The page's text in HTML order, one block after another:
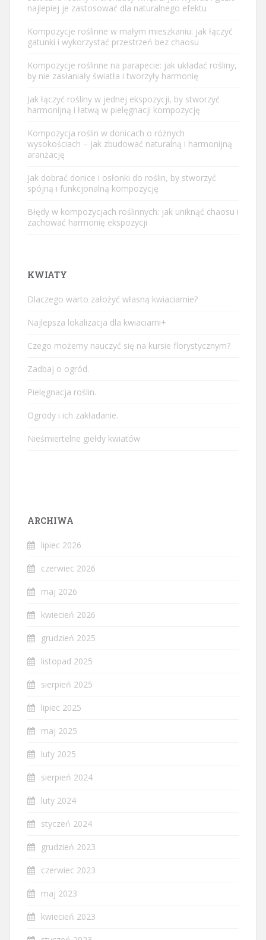
najlepiej je zastosować dla naturalnego efektu
Kompozycje roślinne w małym mieszkaniu: jak łączyć
gatunki i wykorzystać przestrzeń bez chaosu
Kompozycje roślinne na parapecie: jak układać rośliny,
by nie zasłaniały światła i tworzyły harmonię
Jak łączyć rośliny w jednej ekspozycji, by stworzyć
harmonijną i łatwą w pielęgnacji kompozycję
Kompozycja roślin w donicach o różnych
wysokościach – jak zbudować naturalną i harmonijną
aranżację
Jak dobrać donice i osłonki do roślin, by stworzyć
spójną i funkcjonalną kompozycję
Błędy w kompozycjach roślinnych: jak uniknąć chaosu i
zachować harmonię ekspozycji
KWIATY
Dlaczego warto założyć własną kwiaciarnie?
Najlepsza lokalizacja dla kwiaciarni+
Czego możemy nauczyć się na kursie florystycznym?
Zadbaj o ogród.
Pielęgnacja roślin.
Ogrody i ich zakładanie.
Nieśmiertelne giełdy kwiatów
ARCHIWA
lipiec 2026
czerwiec 2026
maj 2026
kwiecień 2026
grudzień 2025
listopad 2025
sierpień 2025
lipiec 2025
maj 2025
luty 2025
sierpień 2024
luty 2024
styczeń 2024
grudzień 2023
czerwiec 2023
maj 2023
kwiecień 2023